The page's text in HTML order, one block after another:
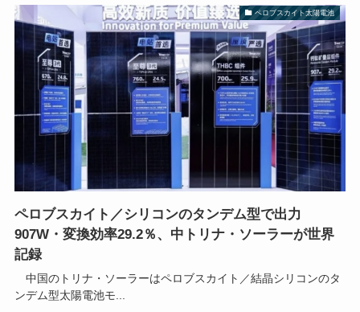
ペロブスカイト太陽電池
ペロブスカイト／シリコンのタンデム型で出力
907W・変換効率29.2％、中トリナ・ソーラーが世界
記録
中国のトリナ・ソーラーはペロブスカイト／結晶シリコンのタ
ンデム型太陽電池モ...